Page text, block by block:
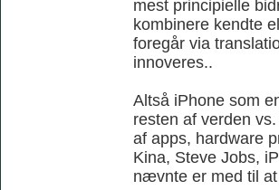
mest principielle
kombinere kendte
foregår via
innoveres..
Altså iPhone som
resten af verden
af apps, hardware
Kina, Steve Jobs,
nævnte er med til